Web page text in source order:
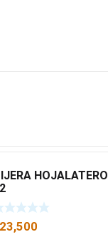
HOJALATERO
23,500